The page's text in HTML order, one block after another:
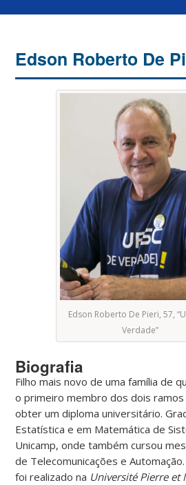
Edson Roberto De
Edson Roberto De Pieri, 57,
Verdade”
Biografia
Filho mais novo de uma família de
o primeiro membro dos dois ramos
obter um diploma universitário.
Estatística e em Matemática de
Unicamp, onde também cursou
de Telecomunicações e
foi realizado na Université Pierre et